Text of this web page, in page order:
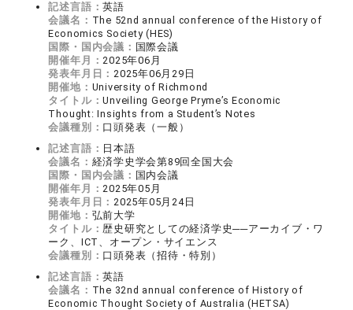
記述言語：英語
会議名： The 52nd annual conference of the History of
Economics Society (HES)
国際・国内会議： 国際会議
開催年月：2025年06月
発表年月日：2025年06月29日
開催地： University of Richmond
タイトル：Unveiling George Pryme’s Economic
Thought: Insights from a Student’s Notes
会議種別： 口頭発表（一般）
記述言語： 日本語
会議名： 経済学史学会第89回全国大会
国際・国内会議： 国内会議
開催年月：2025年05月
発表年月日：2025年05月24日
開催地： 弘前大学
タイトル：歴史研究としての経済学史──アーカイブ・ワ
ーク、ICT、オープン・サイエンス
会議種別： 口頭発表（招待・特別）
記述言語：英語
会議名： The 32nd annual conference of History of
Economic Thought Society of Australia (HETSA)